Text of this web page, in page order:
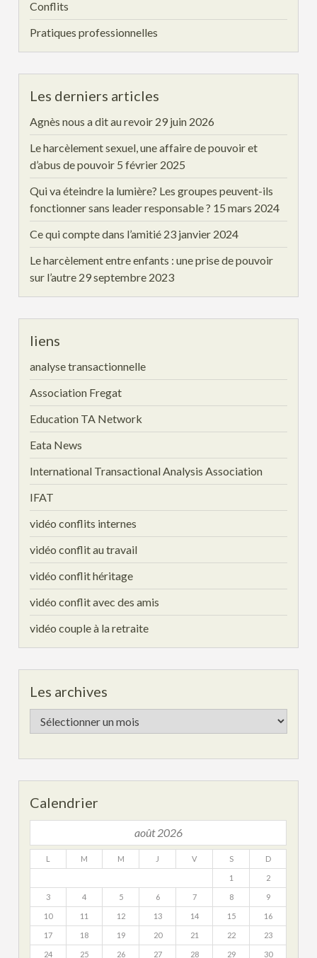
Conflits
Pratiques professionnelles
Les derniers articles
Agnès nous a dit au revoir 29 juin 2026
Le harcèlement sexuel, une affaire de pouvoir et
d’abus de pouvoir 5 février 2025
Qui va éteindre la lumière? Les groupes peuvent-ils
fonctionner sans leader responsable ? 15 mars 2024
Ce qui compte dans l’amitié 23 janvier 2024
Le harcèlement entre enfants : une prise de pouvoir
sur l’autre 29 septembre 2023
liens
analyse transactionnelle
Association Fregat
Education TA Network
Eata News
International Transactional Analysis Association
IFAT
vidéo conflits internes
vidéo conflit au travail
vidéo conflit héritage
vidéo conflit avec des amis
vidéo couple à la retraite
Les archives
Les
archives
Calendrier
août 2026
L M M J V S D
1 2
3 4 5 6 7 8 9
10 11 12 13 14 15 16
17 18 19 20 21 22 23
24 25 26 27 28 29 30